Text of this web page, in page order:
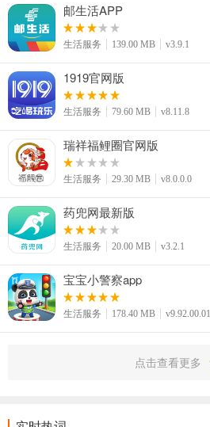
邮生活APP
生活服务 139.00 MB v3.9.1
1919官网版
生活服务 79.60 MB v8.11.8
瑞祥福鲤圈官网版
生活服务 29.30 MB v8.0.0.0
药兜网最新版
生活服务 20.00 MB v3.2.1
宝宝小警察app
生活服务 178.40 MB v9.92.00.01
点击查看更多